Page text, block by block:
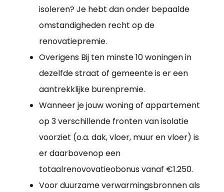
isoleren? Je hebt dan onder bepaalde
omstandigheden recht op de
renovatiepremie.
Overigens Bij ten minste 10 woningen in
dezelfde straat of gemeente is er een
aantrekklijke burenpremie.
Wanneer je jouw woning of appartement
op 3 verschillende fronten van isolatie
voorziet (o.a. dak, vloer, muur en vloer) is
er daarbovenop een
totaalrenovovatieobonus vanaf €1.250.
Voor duurzame verwarmingsbronnen als